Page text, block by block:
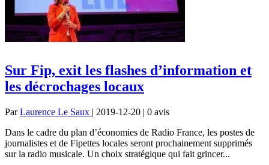
Sur Fip, exit les flashes d’information et
les décrochages locaux
ParLaurence Le Saux | 2019-12-20 | 0 avis
Dans le cadre du plan d’économies de Radio France, les postes de
journalistes et de Fipettes locales seront prochainement supprimés
sur la radio musicale. Un choix stratégique qui fait grincer...